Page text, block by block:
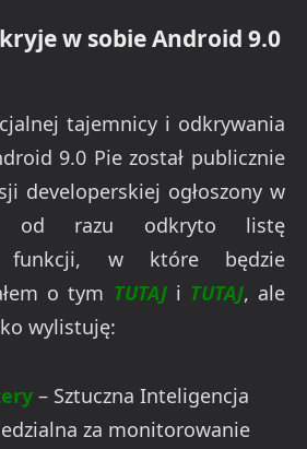
w sobie Android 9.0
tajemnicy i odkrywania
9.0 Pie został publicznie
developerskiej ogłoszony w
razu odkryto listę
funkcji, w które będzie
o tym TUTAJi TUTAJ, ale
wylistuję:
– Sztuczna Inteligencja
za monitorowanie